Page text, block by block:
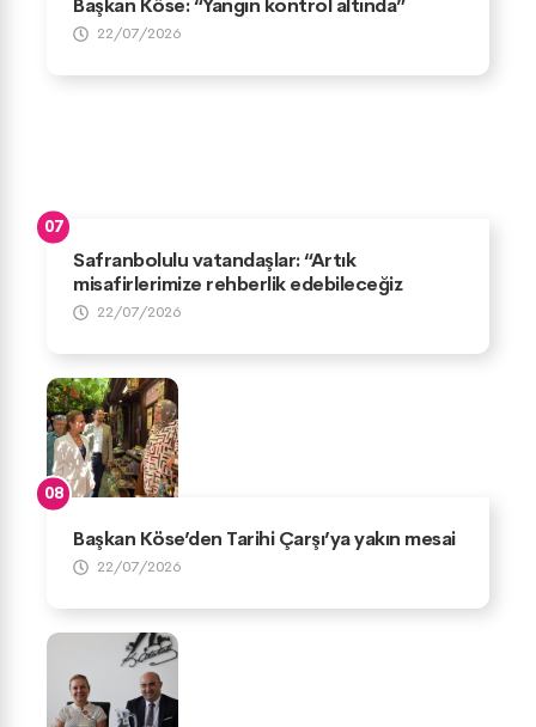
Başkan Köse: “Yangın kontrol altında”
22/07/2026
Safranbolulu vatandaşlar: “Artık
misafirlerimize rehberlik edebileceğiz
22/07/2026
Başkan Köse’den Tarihi Çarşı’ya yakın mesai
22/07/2026